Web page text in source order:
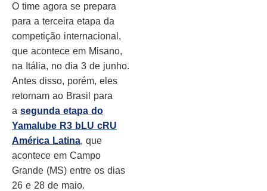
O time agora se prepara
para a terceira etapa da
competição internacional,
que acontece em Misano,
na Itália, no dia 3 de junho.
Antes disso, porém, eles
retornam ao Brasil para
a segunda etapa do
Yamalube R3 bLU cRU
América Latina, que
acontece em Campo
Grande (MS) entre os dias
26 e 28 de maio.